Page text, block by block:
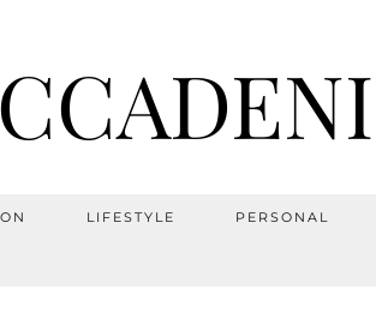
LIFESTYLE PERSONAL